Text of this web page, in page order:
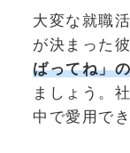
大変な就職
が決まった
ばってね」
ましょう。
中で愛用で